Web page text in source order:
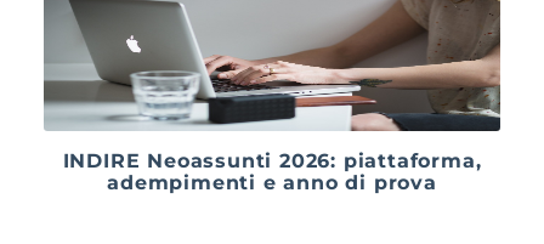
INDIRE Neoassunti 2026: piattaforma,
adempimenti e anno di prova